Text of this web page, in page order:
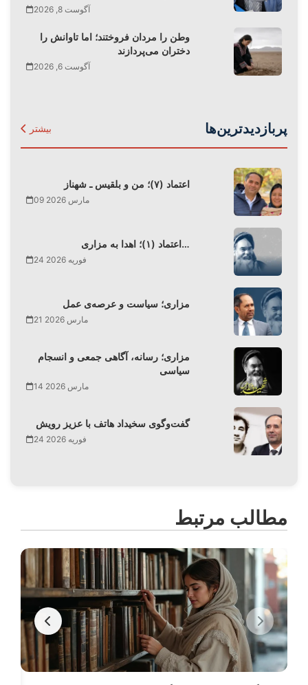
آگوست 8, 2026
وطن را مردان فروختند؛ اما تاوانش را
دختران می‌پردازند
آگوست 6, 2026
پربازدیدترین‌ها بیشتر
اعتماد (۷)؛ من و بلقیس ـ شهناز
09 مارس 2026
اعتماد (۱)؛ اهدا به مزاری…
24 فوریه 2026
مزاری؛ سیاست و عرصه‌ی عمل
21 مارس 2026
مزاری؛ رسانه، آگاهی جمعی و انسجام
سیاسی
14 مارس 2026
گفت‌وگوی سخیداد هاتف با عزیز رویش
24 فوریه 2026
مطالب مرتبط